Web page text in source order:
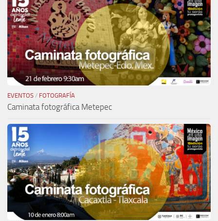
EVENTOS / FOTOGRAFÍA
Caminata fotográfica Metepec